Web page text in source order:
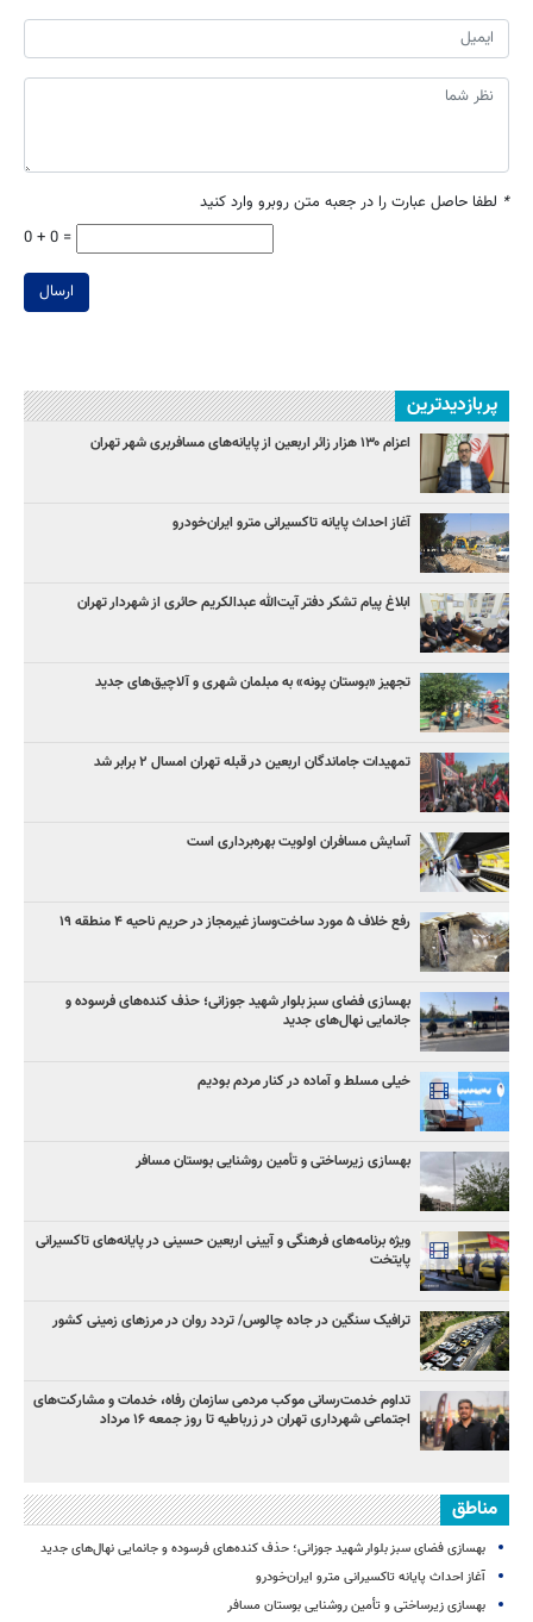
* لطفا حاصل عبارت را در جعبه متن روبرو وارد کنید
0 + 0 =
ارسال
پربازدیدترین
اعزام ۱۳۰ هزار زائر اربعین از پایانه‌های مسافربری شهر تهران
آغاز احداث پایانه تاکسیرانی مترو ایران‌خودرو
ابلاغ پیام تشکر دفتر آیت‌الله عبدالکریم حائری از شهردار تهران
تجهیز «بوستان پونه» به مبلمان شهری و آلاچیق‌های جدید
تمهیدات جاماندگان اربعین در قبله تهران امسال ۲ برابر شد
آسایش مسافران اولویت بهره‌برداری است
رفع خلاف ۵ مورد ساخت‌وساز غیرمجاز در حریم ناحیه ۴ منطقه ۱۹
بهسازی فضای سبز بلوار شهید جوزانی؛ حذف کنده‌های فرسوده و
جانمایی نهال‌های جدید
خیلی مسلط و آماده در کنار مردم بودیم
بهسازی زیرساختی و تأمین روشنایی بوستان مسافر
ویژه برنامه‌های فرهنگی و آیینی اربعین حسینی در پایانه‌های تاکسیرانی
پایتخت
ترافیک سنگین در جاده چالوس/ تردد روان در مرزهای زمینی کشور
تداوم خدمت‌رسانی موکب مردمی سازمان رفاه، خدمات و مشارکت‌های
اجتماعی شهرداری تهران در زرباطیه تا روز جمعه ۱۶ مرداد
مناطق
بهسازی فضای سبز بلوار شهید جوزانی؛ حذف کنده‌های فرسوده و جانمایی نهال‌های جدید
آغاز احداث پایانه تاکسیرانی مترو ایران‌خودرو
بهسازی زیرساختی و تأمین روشنایی بوستان مسافر